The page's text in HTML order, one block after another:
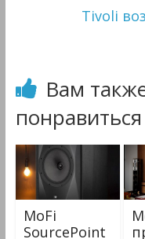
Tivoli
Вам
понравиться
MoFi
SourcePoint